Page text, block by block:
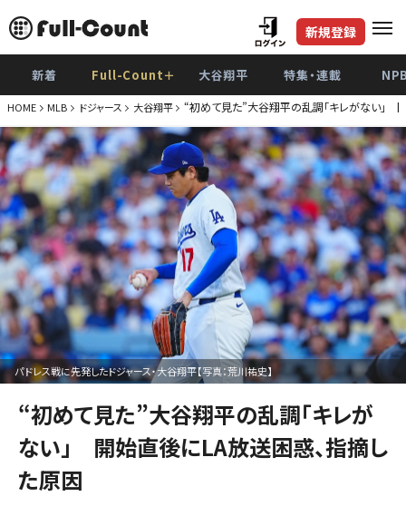
新規登録
新着 Full-Count＋ 大谷翔平 特集・連載
HOME MLB ドジャース 大谷翔平 “初めて見た”大谷翔平の乱調「キレがない」
パドレス戦に先発したドジャース・大谷翔平【写真：荒川祐史】
“初めて見た”大谷翔平の乱調「キレが
ない」 開始直後にLA放送困惑、指摘し
た原因